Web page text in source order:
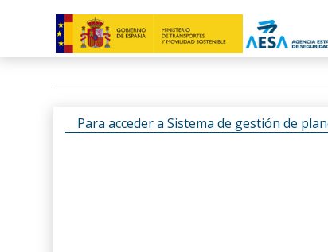
Para acceder a Sistema de gestión de